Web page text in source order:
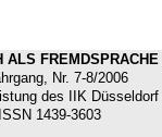
ALS
Nr. 7-8/2006
des IIK Düsseldorf
ISSN 1439-3603